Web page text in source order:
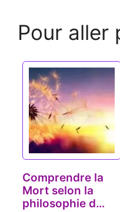
Pour aller
Comprendre la
Mort selon la
philosophie du